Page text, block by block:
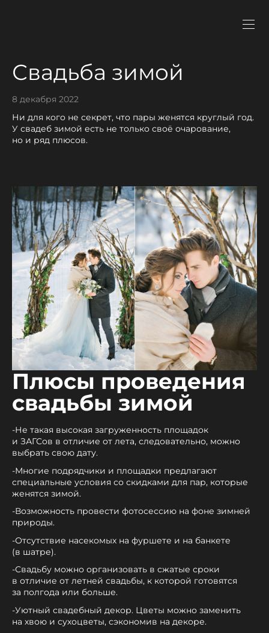
Свадьба зимой
8 декабря 2022
Ни для кого не секрет, что пары женятся круглый год.
У свадеб зимой есть не только своё очарование,
но и ряд плюсов.
Плюсы проведения
свадьбы зимой
-Не такая высокая загруженность площадок
и ЗАГСов в отличие от лета, следовательно, можно
выбрать свою дату.
-Многие подрядчики и площадки предлагают
специальные условия со скидками для пар, которые
женятся зимой.
-Возможность провести фотосессию на фоне зимней
природы.
-Отсутствие насекомых на фуршете и на банкете
(в шатре).
-Свадьбу можно организовать в сжатые сроки
в отличие от летней свадьбы, к которой готовятся
за полгода или больше.
-Уютный свадебный декор. Цветы можно заменить
на хвою и сухоцветы, сэкономив на декоре.